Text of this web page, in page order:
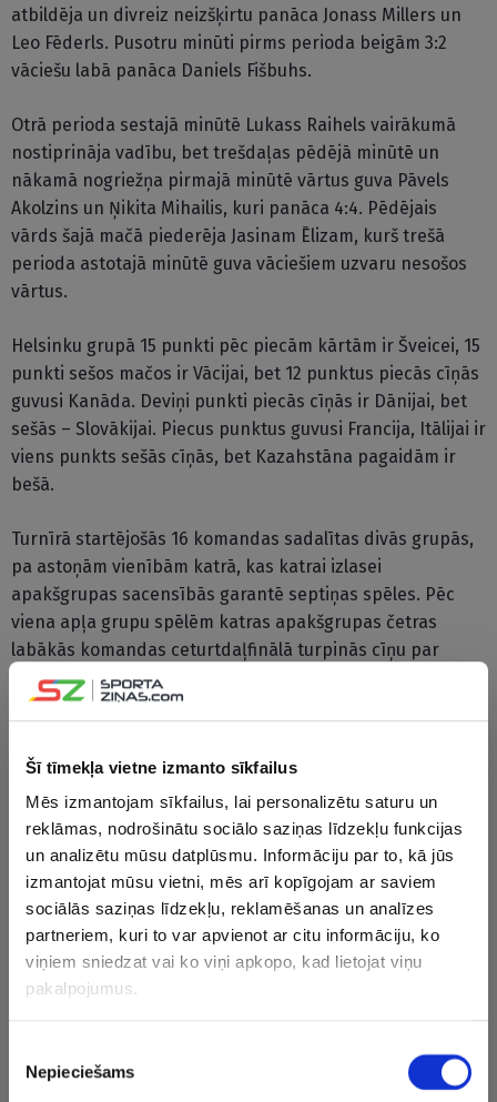
Šī tīmekļa vietne izmanto sīkfailus
Mēs izmantojam sīkfailus, lai personalizētu saturu un
reklāmas, nodrošinātu sociālo saziņas līdzekļu funkcijas
un analizētu mūsu datplūsmu. Informāciju par to, kā jūs
izmantojat mūsu vietni, mēs arī kopīgojam ar saviem
sociālās saziņas līdzekļu, reklamēšanas un analīzes
partneriem, kuri to var apvienot ar citu informāciju, ko
viņiem sniedzat vai ko viņi apkopo, kad lietojat viņu
pakalpojumus.
izvēle
Nepieciešams
atbildēja un divreiz neizšķirtu panāca Jonass Millers un
Leo Fēderls. Pusotru minūti pirms perioda beigām 3:2
vāciešu labā panāca Daniels Fišbuhs.
Otrā perioda sestajā minūtē Lukass Raihels vairākumā
nostiprināja vadību, bet trešdaļas pēdējā minūtē un
nākamā nogriežņa pirmajā minūtē vārtus guva Pāvels
Akolzins un Ņikita Mihailis, kuri panāca 4:4. Pēdējais
vārds šajā mačā piederēja Jasinam Ēlizam, kurš trešā
perioda astotajā minūtē guva vāciešiem uzvaru nesošos
vārtus.
Helsinku grupā 15 punkti pēc piecām kārtām ir Šveicei, 15
punkti sešos mačos ir Vācijai, bet 12 punktus piecās cīņās
guvusi Kanāda. Deviņi punkti piecās cīņās ir Dānijai, bet
sešās – Slovākijai. Piecus punktus guvusi Francija, Itālijai ir
viens punkts sešās cīņās, bet Kazahstāna pagaidām ir
bešā.
Turnīrā startējošās 16 komandas sadalītas divās grupās,
pa astoņām vienībām katrā, kas katrai izlasei
apakšgrupas sacensībās garantē septiņas spēles. Pēc
viena apļa grupu spēlēm katras apakšgrupas četras
labākās komandas ceturtdaļfinālā turpinās cīņu par
medaļām, bet turnīra vājākās komandas atšķirībā no
pagājušā gada pametīs spēcīgāko divīziju, un nākamgad
2022.gada pasaules čempionāts Somijā norisināsies līdz